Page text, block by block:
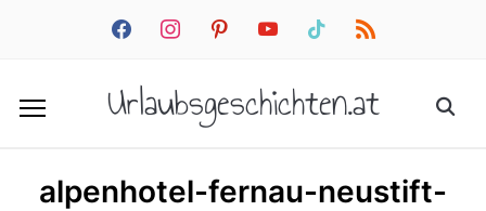
facebookinstagrampinterestyoutube tiktok rss
Urlaubsgeschichten.at
alpenhotel-fernau-neustift-